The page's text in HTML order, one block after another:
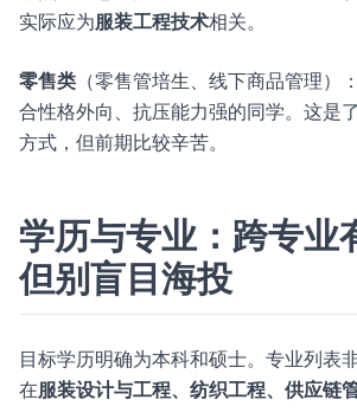
实际应为服装工程技术相关。
零售类 （零售管培生、线下商品管理）
合性格外向、抗压能力强的同学。这是
方式，但前期比较辛苦。
学历与专业：跨专业
但别盲目海投
目标学历明确为本科和硕士。专业列表
在服装设计与工程、纺织工程、供应链